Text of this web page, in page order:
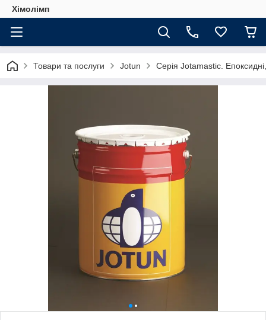
Хімолімп
Товари та послуги Jotun Серія Jotamastic.